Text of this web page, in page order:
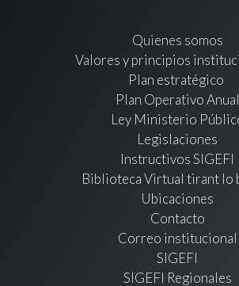
Quienes somos
Valores y principios
Plan estratégico
Plan Operativo Anual
Ley Ministerio
Legislaciones
Instructivos SIGEFI
Biblioteca Virtual tirant lo
Ubicaciones
Contacto
Correo institucional
SIGEFI
SIGEFI Regionales